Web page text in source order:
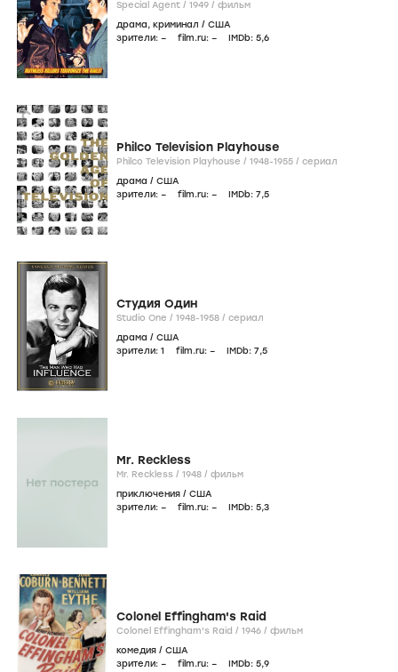
Special Agent / 1949 / фильм
драма, криминал / США
зрители: – film.ru: – IMDb: 5,6
Philco Television Playhouse
Philco Television Playhouse / 1948-1955 / сериал
драма / США
зрители: – film.ru: – IMDb: 7,5
Студия Один
Studio One / 1948-1958 / сериал
драма / США
зрители: 1 film.ru: – IMDb: 7,5
Mr. Reckless
Mr. Reckless / 1948 / фильм
приключения / США
зрители: – film.ru: – IMDb: 5,3
Colonel Effingham's Raid
Colonel Effingham's Raid / 1946 / фильм
комедия / США
зрители: – film.ru: – IMDb: 5,9